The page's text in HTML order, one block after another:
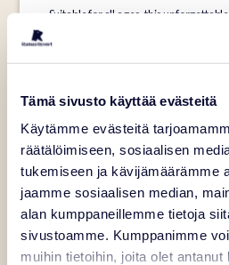
Tämä sivusto käyttää evästeitä
Käytämme evästeitä
räätälöimiseen, sosiaalisen
tukemiseen ja kävijämäärämme
jaamme sosiaalisen median,
alan kumppaneillemme tietoja
sivustoamme. Kumppanimme
muihin tietoihin, joita olet antanut
Suitable for all ages, this
explorers 10 years and older,
experience the magic of Arctic nature.